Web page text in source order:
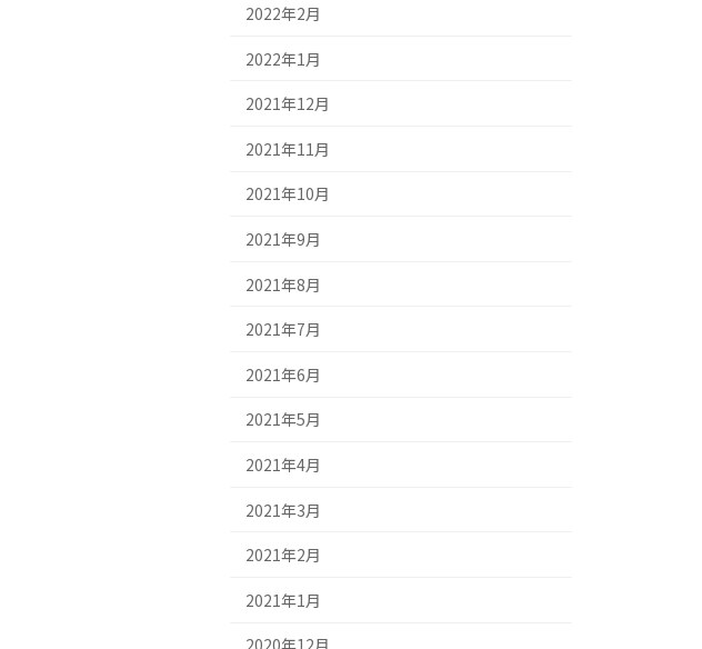
2022年2月
2022年1月
2021年12月
2021年11月
2021年10月
2021年9月
2021年8月
2021年7月
2021年6月
2021年5月
2021年4月
2021年3月
2021年2月
2021年1月